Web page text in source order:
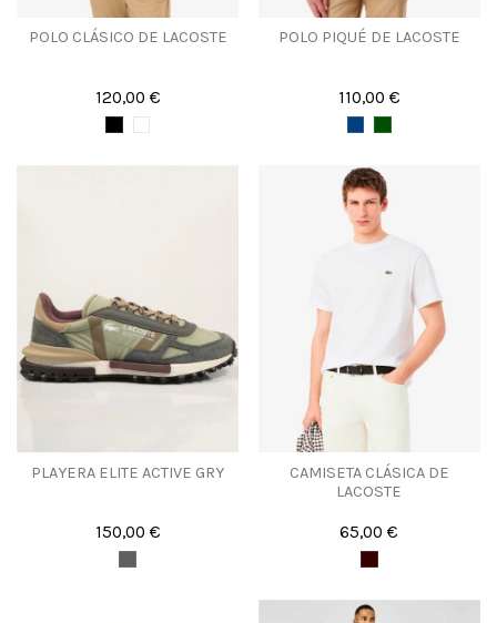
POLO CLÁSICO DE LACOSTE
120,00 €
POLO PIQUÉ DE LACOSTE
110,00 €
PLAYERA ELITE ACTIVE GRY
150,00 €
CAMISETA CLÁSICA DE
LACOSTE
65,00 €